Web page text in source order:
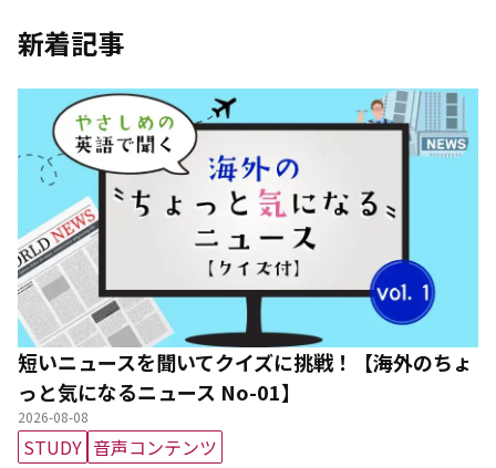
新着記事
短いニュースを聞いてクイズに挑戦！【海外のちょ
っと気になるニュース No-01】
2026-08-08
STUDY 音声コンテンツ